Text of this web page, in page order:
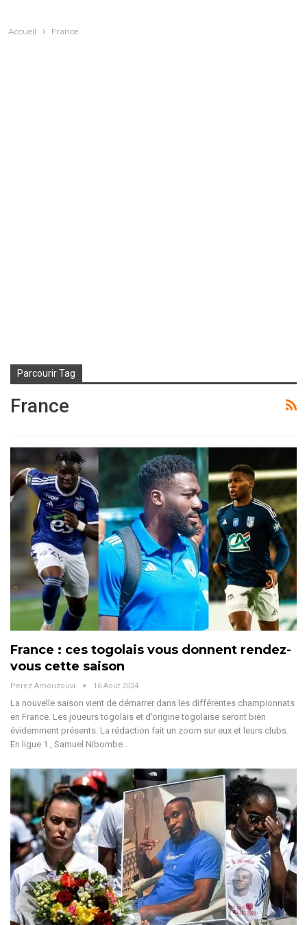
Accueil France
Parcourir Tag
France
France : ces togolais vous donnent rendez-
vous cette saison
Perez Amouzouvi 16 Août 2024
La nouvelle saison vient de démarrer dans les différentes championnats
en France. Les joueurs togolais et d’origine togolaise seront bien
évidemment présents. La rédaction fait un zoom sur eux et leurs clubs.
En ligue 1 , Samuel Nibombe…